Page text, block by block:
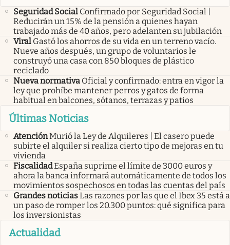
Seguridad Social Confirmado por Seguridad Social |
Reducirán un 15% de la pensión a quienes hayan
trabajado más de 40 años, pero adelanten su jubilación
Viral Gastó los ahorros de su vida en un terreno vacío.
Nueve años después, un grupo de voluntarios le
construyó una casa con 850 bloques de plástico
reciclado
Nueva normativa Oficial y confirmado: entra en vigor la
ley que prohíbe mantener perros y gatos de forma
habitual en balcones, sótanos, terrazas y patios
Últimas Noticias
AtenciónMurió la Ley de Alquileres | El casero puede
subirte el alquiler si realiza cierto tipo de mejoras en tu
vivienda
FiscalidadEspaña suprime el límite de 3000 euros y
ahora la banca informará automáticamente de todos los
movimientos sospechosos en todas las cuentas del país
Grandes noticiasLas razones por las que el Ibex 35 está a
un paso de romper los 20.300 puntos: qué significa para
los inversionistas
Actualidad